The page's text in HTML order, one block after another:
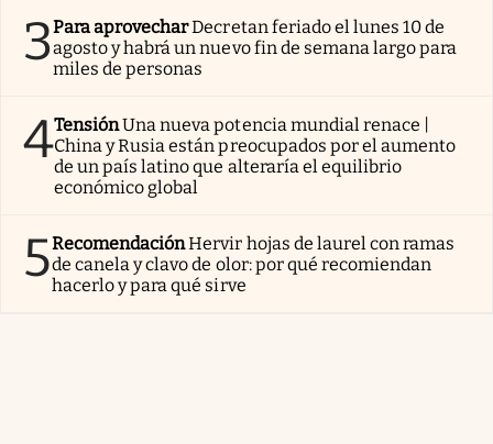
3Para aprovecharDecretan feriado el lunes 10 de
agosto y habrá un nuevo fin de semana largo para
miles de personas
4TensiónUna nueva potencia mundial renace |
China y Rusia están preocupados por el aumento
de un país latino que alteraría el equilibrio
económico global
5RecomendaciónHervir hojas de laurel con ramas
de canela y clavo de olor: por qué recomiendan
hacerlo y para qué sirve